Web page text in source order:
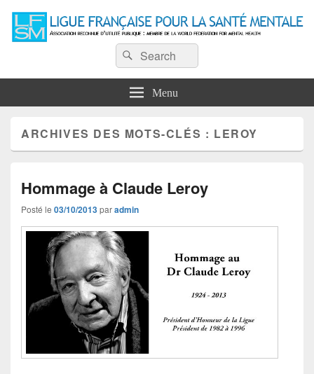
Ligue Française pour la Santé
Mentale
Association reconnue d'utilité publique : Membre de la World Federation for
Mental Health
Recherche :
Rechercher
Menu
ARCHIVES DES MOTS-CLÉS : LEROY
Hommage à Claude Leroy
Posté le 03/10/2013paradmin